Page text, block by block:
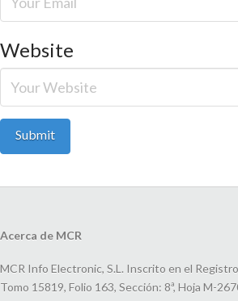
Website
Acerca de MCR
MCR Info Electronic, S.L. Inscrito en el
Tomo 15819, Folio 163, Sección: 8ª, Hoja M-